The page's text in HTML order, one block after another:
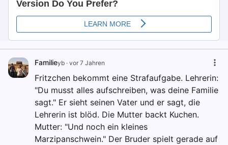
Familieyb · vor 7 Jahren
Fritzchen bekommt eine Strafaufgabe. Lehrerin:
"Du musst alles aufschreiben, was deine Familie
sagt." Er sieht seinen Vater und er sagt, die
Lehrerin ist blöd. Die Mutter backt Kuchen.
Mutter: "Und noch ein kleines
Marzipanschwein." Der Bruder spielt gerade auf